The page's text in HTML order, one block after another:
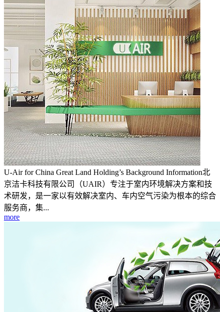
U-Air for China Great Land Holding’s Background Information北
京洁卡科技有限公司（UAIR）专注于室内环境解决方案和技
术研发，是一家以有效解决室内、车内空气污染为根本的综合
服务商，集...
more